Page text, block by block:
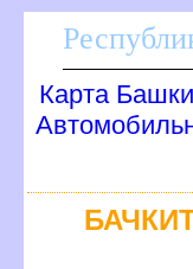
Карта